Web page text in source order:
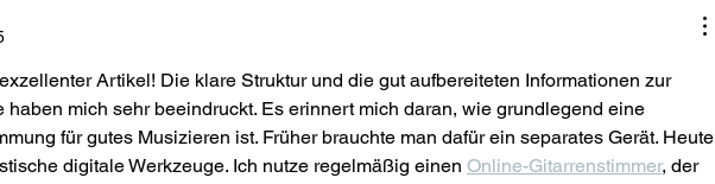
Artikel! Die klare Struktur und die gut aufbereiteten Informationen zur
haben mich sehr beeindruckt. Es erinnert mich daran, wie grundlegend eine
für gutes Musizieren ist. Früher brauchte man dafür ein separates Gerät. Heute
digitale Werkzeuge. Ich nutze regelmäßig einen Online-Gitarrenstimmer, der